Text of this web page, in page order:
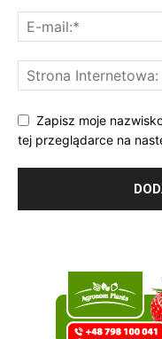
Zapisz moje
tej przeglądarce na